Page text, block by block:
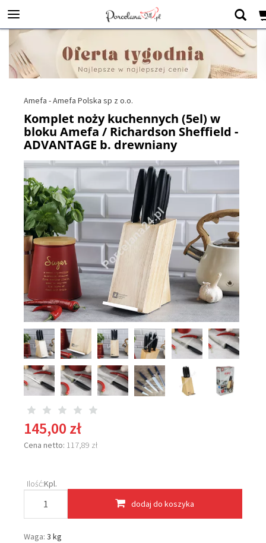
Amefa - Amefa Polska sp z o.o.
Komplet noży kuchennych (5el) w
bloku Amefa / Richardson Sheffield -
ADVANTAGE b. drewniany
145,00 zł
Cena netto: 117,89 zł
Ilość:Kpl.
dodaj do koszyka
Waga: 3 kg